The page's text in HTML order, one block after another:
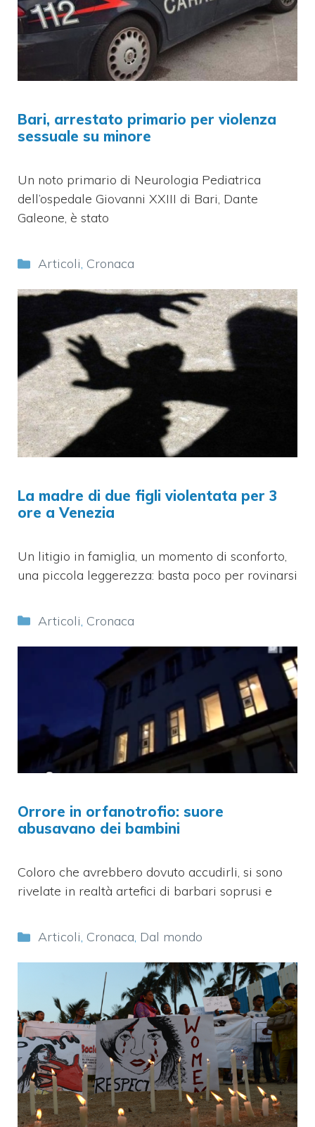
Bari, arrestato primario per violenza
sessuale su minore
Un noto primario di Neurologia Pediatrica
dell’ospedale Giovanni XXIII di Bari, Dante
Galeone, è stato
Categorie
Articoli, Cronaca
La madre di due figli violentata per 3
ore a Venezia
Un litigio in famiglia, un momento di sconforto,
una piccola leggerezza: basta poco per rovinarsi
Categorie
Articoli, Cronaca
Orrore in orfanotrofio: suore
abusavano dei bambini
Coloro che avrebbero dovuto accudirli, si sono
rivelate in realtà artefici di barbari soprusi e
Categorie
Articoli, Cronaca, Dal mondo